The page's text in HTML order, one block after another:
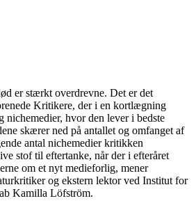
er stærkt overdrevne. Det er det
Kritikere, der i en kortlægning
nichemedier, hvor den lever i bedste
skærer ned på antallet og omfanget af
antal nichemedier kritikken
stof til eftertanke, når der i efteråret
om et nyt medieforlig, mener
og ekstern lektor ved Institut for
Kamilla Löfström.